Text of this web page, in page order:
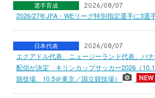
選手育成 2026/08/07
2026/27年JFA・WEリーグ特別指定選手に3選
日本代表 2026/08/07
エクアドル代表、ニュージーランド代表、パ
配信が決定 キリンカップサッカー2026（
競技場、10.5＠東京／国立競技場）